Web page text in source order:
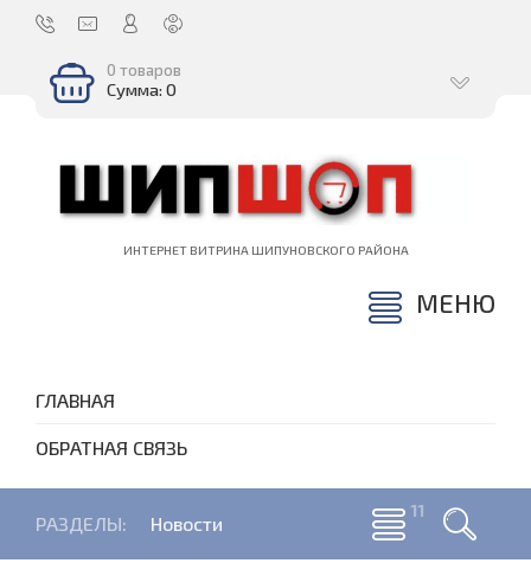
0 товаров
Сумма: 0
ИНТЕРНЕТ ВИТРИНА ШИПУНОВСКОГО РАЙОНА
МЕНЮ
ГЛАВНАЯ
ОБРАТНАЯ СВЯЗЬ
РАЗДЕЛЫ: Новости